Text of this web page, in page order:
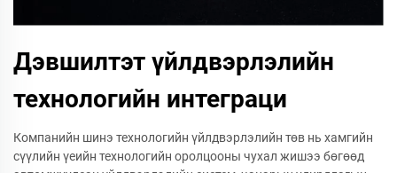
Дэвшилтэт үйлдвэрлэлийн
технологийн интеграци
Компанийн шинэ технологийн үйлдвэрлэлийн төв нь хамгийн
сүүлийн үеийн технологийн оролцооны чухал жишээ бөгөөд